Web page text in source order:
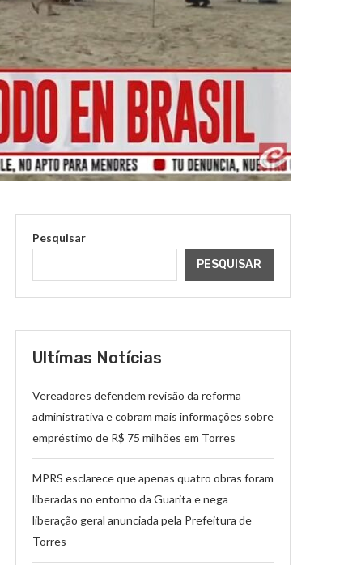
Pesquisar
PESQUISAR
Ultímas Notícias
Vereadores defendem revisão da reforma
administrativa e cobram mais informações sobre
empréstimo de R$ 75 milhões em Torres
MPRS esclarece que apenas quatro obras foram
liberadas no entorno da Guarita e nega
liberação geral anunciada pela Prefeitura de
Torres